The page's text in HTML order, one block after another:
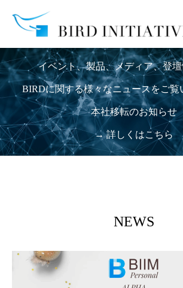
ニュース
イベント、製品、メディア、登壇
BIRDに関する様々なニュースをご覧
本社移転のお知らせ
→ 詳しくはこちら
NEWS